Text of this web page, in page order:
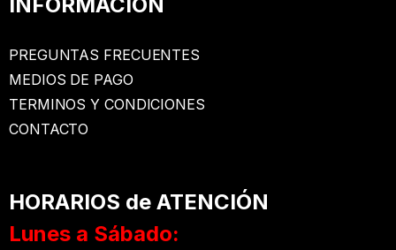
INFORMACION
PREGUNTAS FRECUENTES
MEDIOS DE PAGO
TERMINOS Y CONDICIONES
CONTACTO
HORARIOS de ATENCIÓN
Lunes a Sábado: